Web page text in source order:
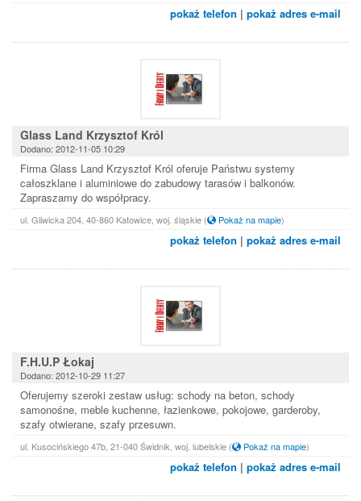
pokaż telefon | pokaż adres e-mail
Glass Land Krzysztof Król
Dodano: 2012-11-05 10:29
Firma Glass Land Krzysztof Król oferuje Państwu systemy
całoszklane i aluminiowe do zabudowy tarasów i balkonów.
Zapraszamy do współpracy.
ul. Gliwicka 204, 40-860 Katowice, woj. śląskie ( Pokaż na mapie)
pokaż telefon | pokaż adres e-mail
F.H.U.P Łokaj
Dodano: 2012-10-29 11:27
Oferujemy szeroki zestaw usług: schody na beton, schody
samonośne, meble kuchenne, łazienkowe, pokojowe, garderoby,
szafy otwierane, szafy przesuwn.
ul. Kusocińskiego 47b, 21-040 Świdnik, woj. lubelskie ( Pokaż na mapie)
pokaż telefon | pokaż adres e-mail